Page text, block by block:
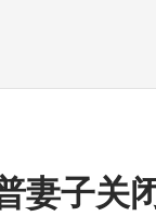
妻子关